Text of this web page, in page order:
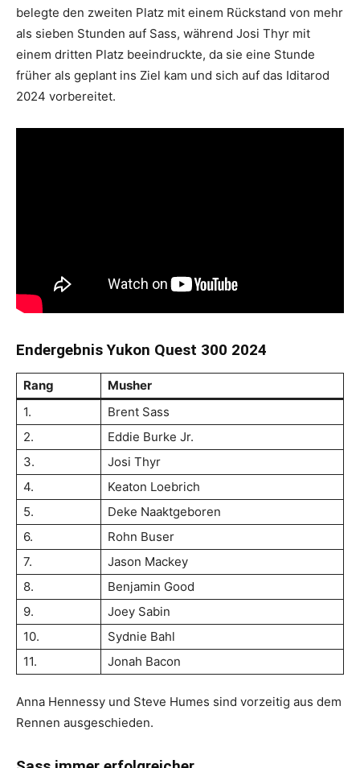
belegte den zweiten Platz mit einem Rückstand von mehr
als sieben Stunden auf Sass, während Josi Thyr mit
einem dritten Platz beeindruckte, da sie eine Stunde
früher als geplant ins Ziel kam und sich auf das Iditarod
2024 vorbereitet.
Endergebnis Yukon Quest 300 2024
Rang
Musher
1.
Brent Sass
2.
Eddie Burke Jr.
3.
Josi Thyr
4.
Keaton Loebrich
5.
Deke Naaktgeboren
6.
Rohn Buser
7.
Jason Mackey
8.
Benjamin Good
9.
Joey Sabin
10.
Sydnie Bahl
11.
Jonah Bacon
Anna Hennessy und Steve Humes sind vorzeitig aus dem
Rennen ausgeschieden.